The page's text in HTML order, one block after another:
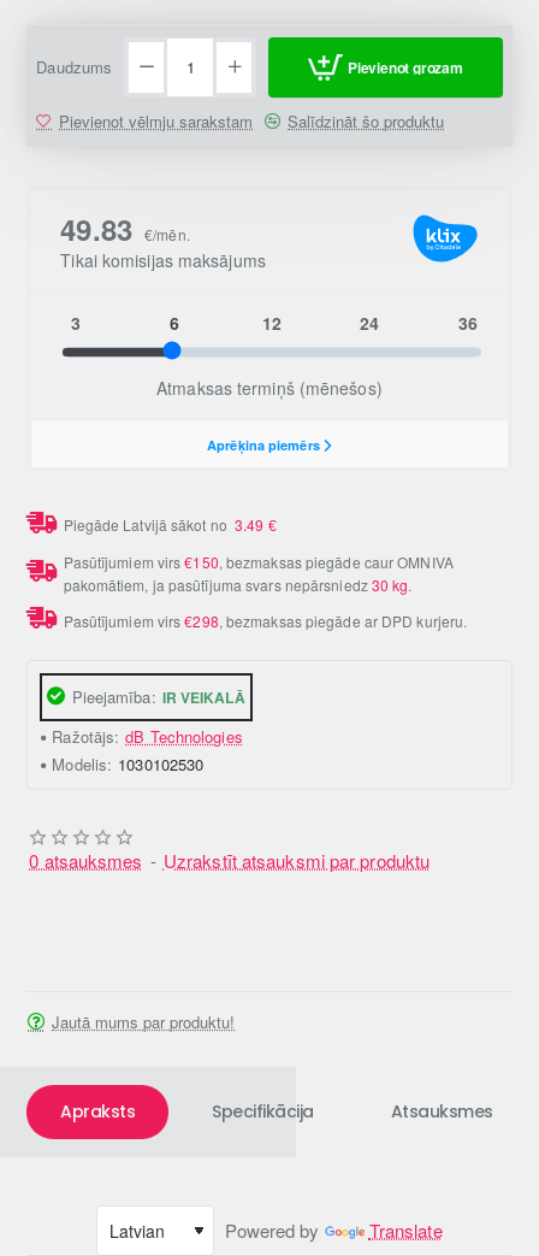
Pieejamība: IR VEIKALĀ
Ražotājs: dB Technologies
Modelis: 1030102530
0 atsauksmes - Uzrakstīt atsauksmi par produktu
Daudzums Pievienot grozam
Pievienot vēlmju sarakstam Salīdzināt šo produktu
Piegāde Latvijā sākot no3.49 €
Pasūtījumiem virs€150, bezmaksas piegāde caur OMNIVA
pakomātiem, ja pasūtījuma svars nepārsniedz30 kg.
Pasūtījumiem virs€298, bezmaksas piegāde ar DPD kurjeru.
Jautā mums par produktu!
Apraksts Specifikācija Atsauksmes
Powered by Translate